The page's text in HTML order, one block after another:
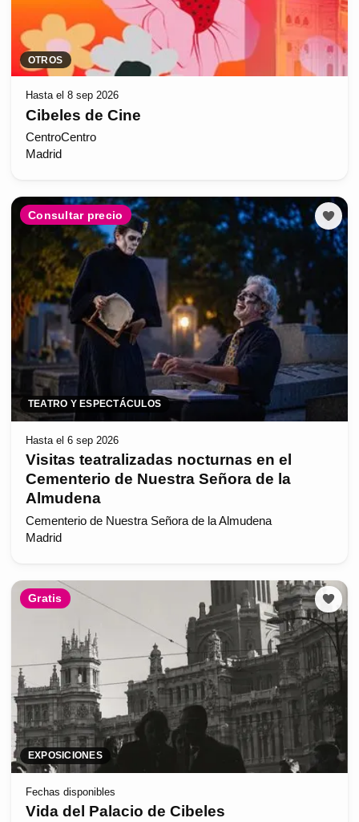
OTROS
Hasta el 8 sep 2026
Cibeles de Cine
CentroCentro
Madrid
Consultar precio
TEATRO Y ESPECTÁCULOS
Hasta el 6 sep 2026
Visitas teatralizadas nocturnas en el
Cementerio de Nuestra Señora de la
Almudena
Cementerio de Nuestra Señora de la Almudena
Madrid
Gratis
EXPOSICIONES
Fechas disponibles
Vida del Palacio de Cibeles